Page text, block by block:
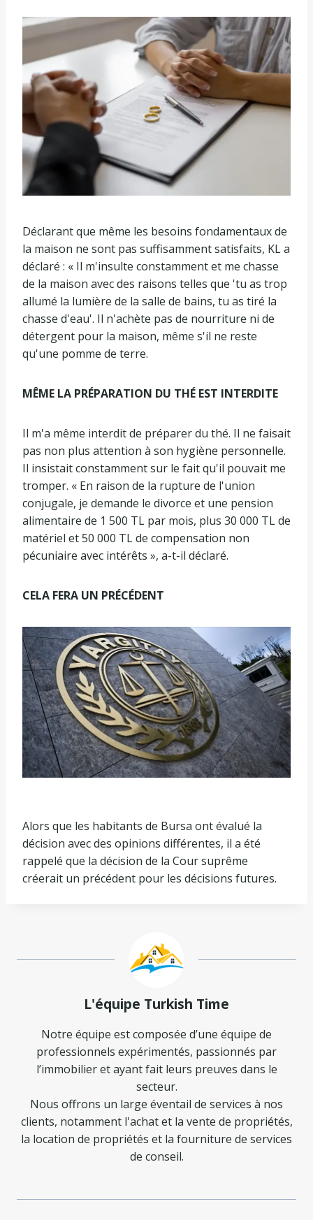
Déclarant que même les besoins fondamentaux de
la maison ne sont pas suffisamment satisfaits, KL a
déclaré : « Il m'insulte constamment et me chasse
de la maison avec des raisons telles que 'tu as trop
allumé la lumière de la salle de bains, tu as tiré la
chasse d'eau'. Il n'achète pas de nourriture ni de
détergent pour la maison, même s'il ne reste
qu'une pomme de terre.
MÊME LA PRÉPARATION DU THÉ EST INTERDITE
Il m'a même interdit de préparer du thé. Il ne faisait
pas non plus attention à son hygiène personnelle.
Il insistait constamment sur le fait qu'il pouvait me
tromper. « En raison de la rupture de l'union
conjugale, je demande le divorce et une pension
alimentaire de 1 500 TL par mois, plus 30 000 TL de
matériel et 50 000 TL de compensation non
pécuniaire avec intérêts », a-t-il déclaré.
CELA FERA UN PRÉCÉDENT
Alors que les habitants de Bursa ont évalué la
décision avec des opinions différentes, il a été
rappelé que la décision de la Cour suprême
créerait un précédent pour les décisions futures.
L'équipe Turkish Time
Notre équipe est composée d’une équipe de
professionnels expérimentés, passionnés par
l’immobilier et ayant fait leurs preuves dans le
secteur.
Nous offrons un large éventail de services à nos
clients, notamment l'achat et la vente de propriétés,
la location de propriétés et la fourniture de services
de conseil.